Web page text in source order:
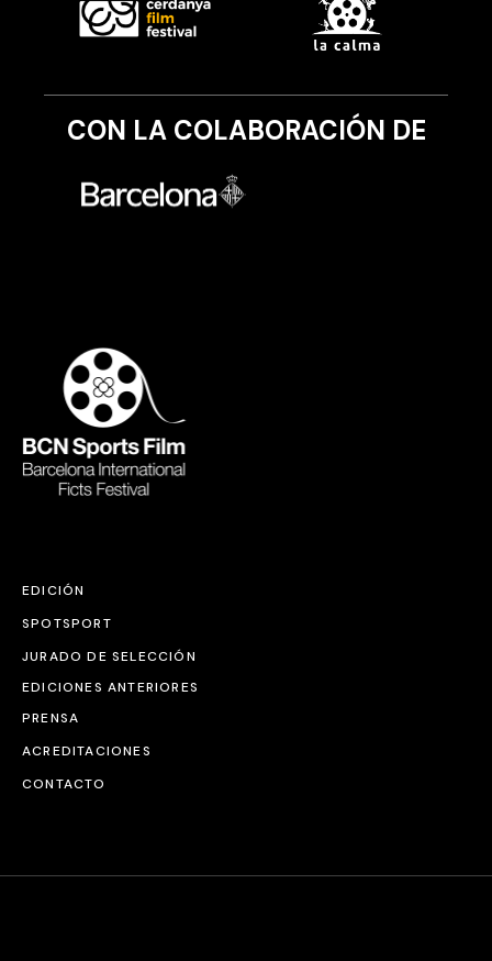
CON LA COLABORACIÓN DE
EDICIÓN
SPOTSPORT
JURADO DE SELECCIÓN
EDICIONES ANTERIORES
PRENSA
ACREDITACIONES
CONTACTO